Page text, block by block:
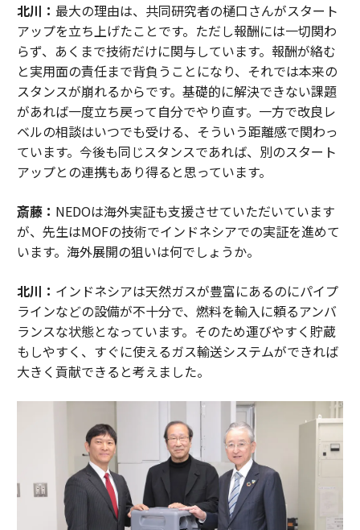
北川： 最大の理由は、共同研究者の樋口さんがスタート
アップを立ち上げたことです。ただし報酬には一切関わ
らず、あくまで技術だけに関与しています。報酬が絡む
と実用面の責任まで背負うことになり、それでは本来の
スタンスが崩れるからです。基礎的に解決できない課題
があれば一度立ち戻って自分でやり直す。一方で改良レ
ベルの相談はいつでも受ける、そういう距離感で関わっ
ています。今後も同じスタンスであれば、別のスタート
アップとの連携もあり得ると思っています。
斎藤： NEDOは海外実証も支援させていただいています
が、先生はMOFの技術でインドネシアでの実証を進めて
います。海外展開の狙いは何でしょうか。
北川： インドネシアは天然ガスが豊富にあるのにパイプ
ラインなどの設備が不十分で、燃料を輸入に頼るアンバ
ランスな状態となっています。そのため運びやすく貯蔵
もしやすく、すぐに使えるガス輸送システムができれば
大きく貢献できると考えました。